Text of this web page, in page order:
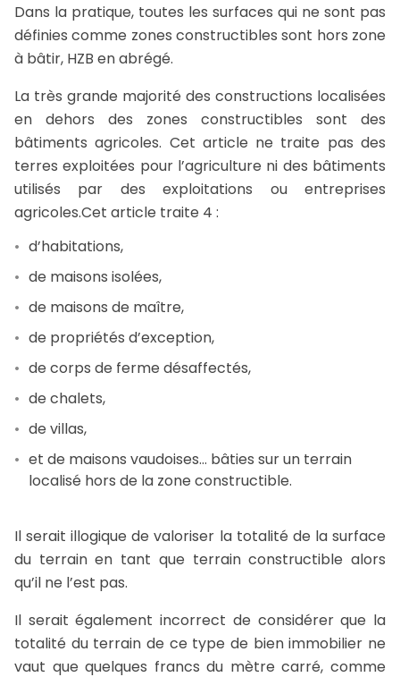
Dans la pratique, toutes les surfaces qui ne sont pas
définies comme zones constructibles sont hors zone
à bâtir, HZB en abrégé.
La très grande majorité des constructions localisées
en dehors des zones constructibles sont des
bâtiments agricoles. Cet article ne traite pas des
terres exploitées pour l’agriculture ni des bâtiments
utilisés par des exploitations ou entreprises
agricoles.Cet article traite 4 :
d’habitations,
de maisons isolées,
de maisons de maître,
de propriétés d’exception,
de corps de ferme désaffectés,
de chalets,
de villas,
et de maisons vaudoises… bâties sur un terrain
localisé hors de la zone constructible.
Il serait illogique de valoriser la totalité de la surface
du terrain en tant que terrain constructible alors
qu’il ne l’est pas.
Il serait également incorrect de considérer que la
totalité du terrain de ce type de bien immobilier ne
vaut que quelques francs du mètre carré, comme